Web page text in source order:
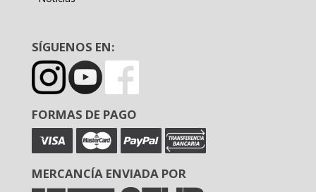
SÍGUENOS EN:
FORMAS DE PAGO
MERCANCÍA ENVIADA POR